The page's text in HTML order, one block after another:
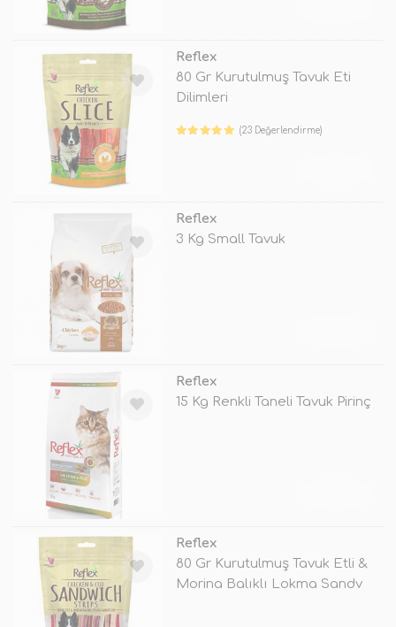
Reflex
80 Gr Kurutulmuş Tavuk Eti
Dilimleri
(23 Değerlendirme)
Reflex
3 Kg Small Tavuk
Reflex
15 Kg Renkli Taneli Tavuk Pirinç
Reflex
80 Gr Kurutulmuş Tavuk Etli &
Morina Balıklı Lokma Sandv